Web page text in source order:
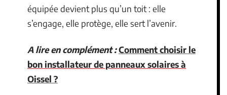
équipée devient plus qu’un toit : elle
s’engage, elle protège, elle sert l’avenir.
A lire en complément :Comment choisir le
bon installateur de panneaux solaires à
Oissel ?